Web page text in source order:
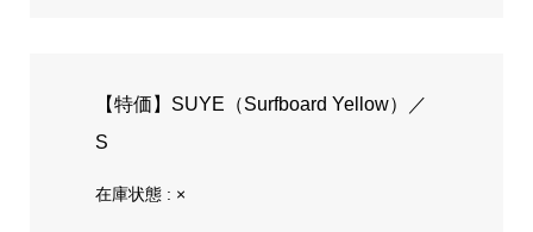
【特価】SUYE（Surfboard Yellow）／
S
在庫状態 : ×